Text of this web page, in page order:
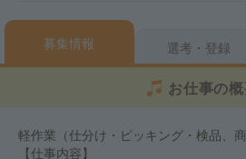
募集情報 選考・登録
お仕事の
軽作業（仕分け・ピッキング・検品、商
【仕事内容】